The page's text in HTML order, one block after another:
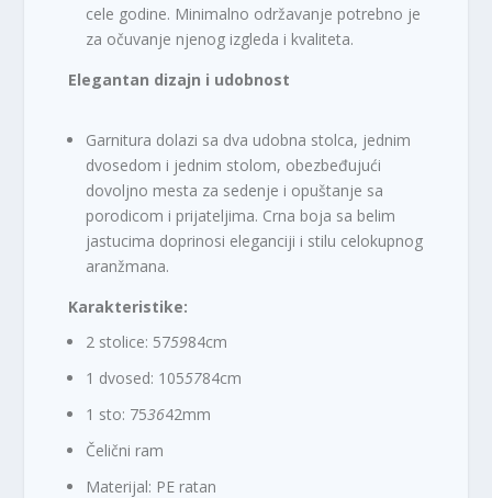
cele godine. Minimalno održavanje potrebno je
za očuvanje njenog izgleda i kvaliteta.
Elegantan dizajn i udobnost
Garnitura dolazi sa dva udobna stolca, jednim
dvosedom i jednim stolom, obezbeđujući
dovoljno mesta za sedenje i opuštanje sa
porodicom i prijateljima. Crna boja sa belim
jastucima doprinosi eleganciji i stilu celokupnog
aranžmana.
Karakteristike:
2 stolice: 575984cm
1 dvosed: 1055784cm
1 sto: 753642mm
Čelični ram
Materijal: PE ratan